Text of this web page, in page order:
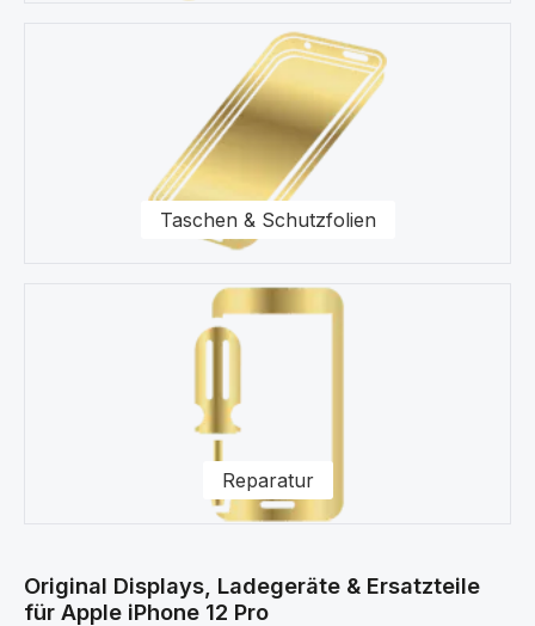
Taschen & Schutzfolien
Reparatur
Original Displays, Ladegeräte & Ersatzteile
für Apple iPhone 12 Pro